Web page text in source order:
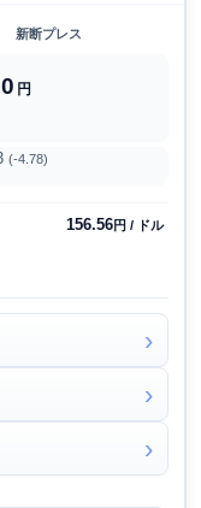
新断プレス
円
(-4.78)
156.56円 / ドル